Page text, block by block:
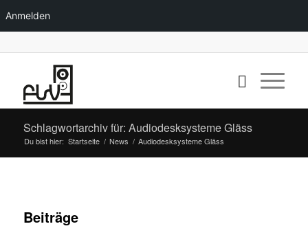
Anmelden
Schlagwortarchiv für: Audiodesksysteme Gläss
Du bist hier: Startseite / News / Audiodesksysteme Gläss
Beiträge